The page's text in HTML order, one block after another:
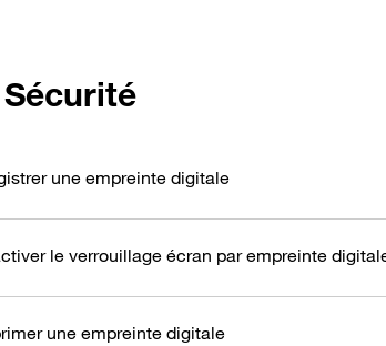
Sécurité
une empreinte digitale
le verrouillage écran par empreinte
une empreinte digitale